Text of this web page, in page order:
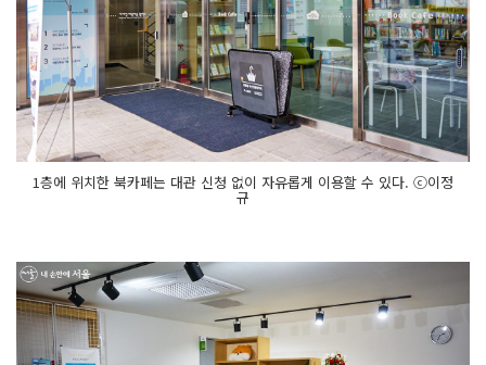
1층에 위치한 북카페는 대관 신청 없이 자유롭게 이용할 수 있다. ⓒ이정
규